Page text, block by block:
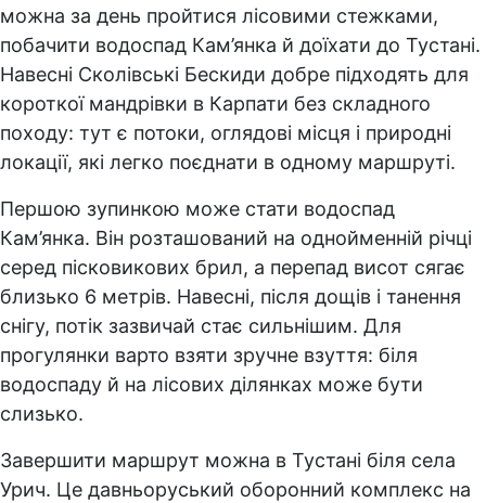
можна за день пройтися лісовими стежками,
побачити водоспад Кам’янка й доїхати до Тустані.
Навесні Сколівські Бескиди добре підходять для
короткої мандрівки в Карпати без складного
походу: тут є потоки, оглядові місця і природні
локації, які легко поєднати в одному маршруті.
Першою зупинкою може стати водоспад
Кам’янка. Він розташований на однойменній річці
серед пісковикових брил, а перепад висот сягає
близько 6 метрів. Навесні, після дощів і танення
снігу, потік зазвичай стає сильнішим. Для
прогулянки варто взяти зручне взуття: біля
водоспаду й на лісових ділянках може бути
слизько.
Завершити маршрут можна в Тустані біля села
Урич. Це давньоруський оборонний комплекс на